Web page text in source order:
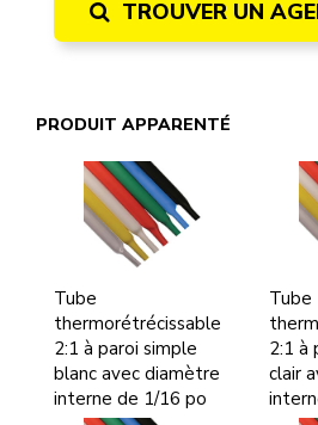
TROUVER UN
PRODUIT APPARENTÉ
Tube
thermorétrécissable
2:1 à paroi simple
blanc avec diamètre
interne de 1/16 po
Tube
2:1 à
clair